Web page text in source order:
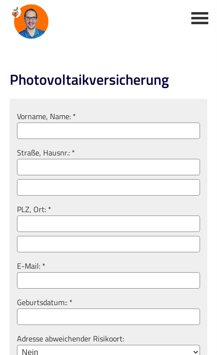
Photo­voltaik­ver­si­che­rung
Vorname, Name: *
Straße, Hausnr.: *
PLZ, Ort: *
E-Mail: *
Geburts­datum:: *
Adresse abweichender Risikoort: